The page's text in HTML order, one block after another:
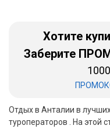
Хотите
Заберите
Отдых в Анталии в
туроператоров . На этой
Хайнань
Занзибар